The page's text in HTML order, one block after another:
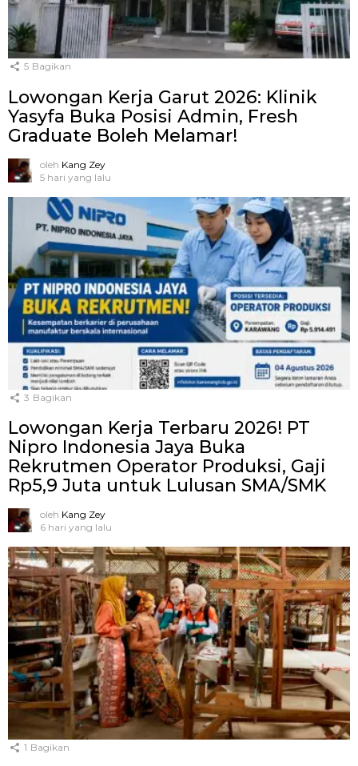
5 Bagikan
Lowongan Kerja Garut 2026: Klinik
Yasyfa Buka Posisi Admin, Fresh
Graduate Boleh Melamar!
oleh Kang Zey
5 hari yang lalu
3 Bagikan
Lowongan Kerja Terbaru 2026! PT
Nipro Indonesia Jaya Buka
Rekrutmen Operator Produksi, Gaji
Rp5,9 Juta untuk Lulusan SMA/SMK
oleh Kang Zey
6 hari yang lalu
1 Bagikan